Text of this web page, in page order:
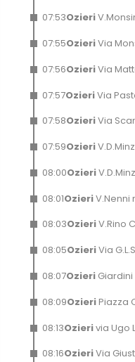
07:53Ozieri
07:55OzieriVia
07:56OzieriVia
07:57OzieriVia
07:58OzieriVia
07:59Ozieri
08:00Ozieri
08:01OzieriV.Nenni
08:03OzieriV.Rino
08:05OzieriVia
08:07Ozieri Giardini
08:09OzieriPiazza
08:13Ozierivia Ugo
08:16OzieriVia